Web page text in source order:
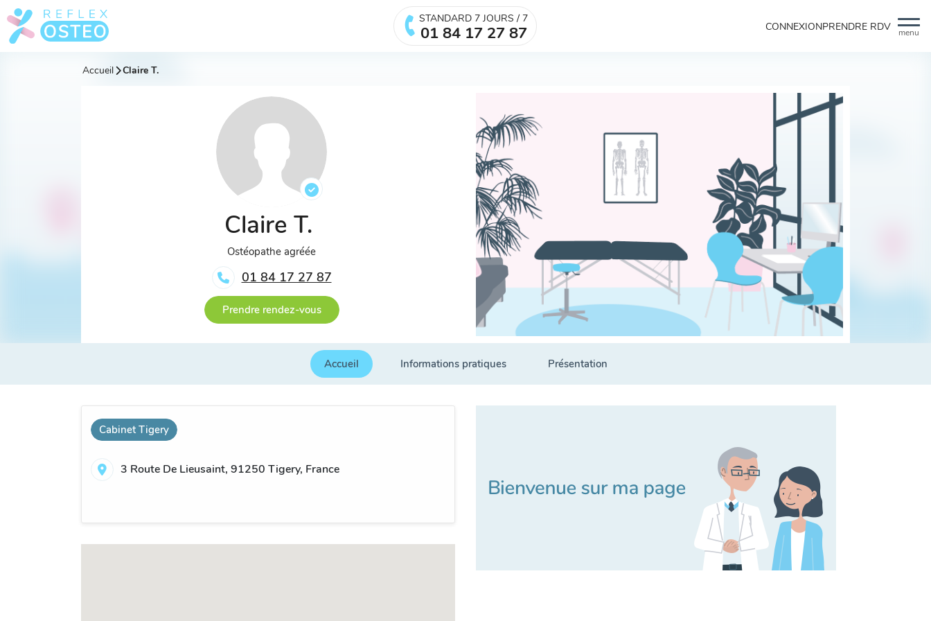
menu
STANDARD 7 JOURS / 7
01 84 17 27 87 CONNEXIONPRENDRE RDV
Accueil Claire T.
Claire T.
Ostéopathe agréée
01 84 17 27 87
Prendre rendez-vous
Accueil Informations pratiques Présentation
Cabinet Tigery
3 Route De Lieusaint, 91250 Tigery, France